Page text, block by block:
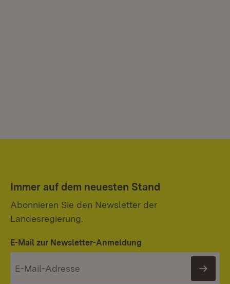
Immer auf dem neuesten Stand
Abonnieren Sie den Newsletter der
Landesregierung.
E-Mail zur Newsletter-Anmeldung